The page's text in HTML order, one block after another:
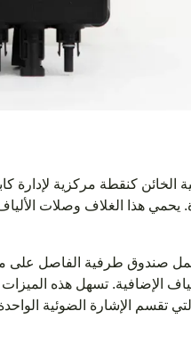
كنقطة مركزية لإدارة
يحمي هذا الغلاف وصلات
صندوق طرفية الفاصل على
الإضافية. تسهل هذه